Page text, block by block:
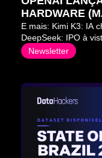
HARDWARE
QUERÍAMOS)
E mais: Kimi K3: IA
DeepSeek: IPO à
Newsletter